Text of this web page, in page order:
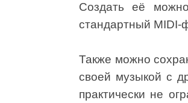
Создать её
стандартный MIDI-
Также можно
своей музыкой с
практически не